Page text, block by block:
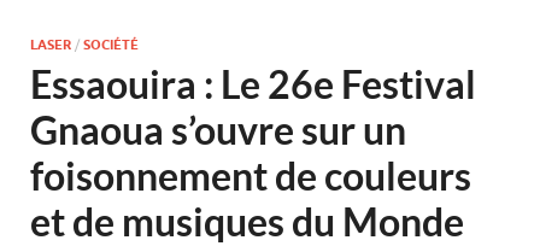
LASER / SOCIÉTÉ
Essaouira : Le 26e Festival
Gnaoua s’ouvre sur un
foisonnement de couleurs
et de musiques du Monde